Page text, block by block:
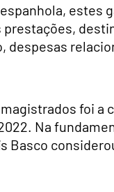
estes
despesas
foi a
Na
Basco